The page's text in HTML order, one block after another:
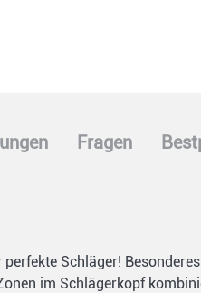
Fragen
Schläger!
im Schlägerkopf